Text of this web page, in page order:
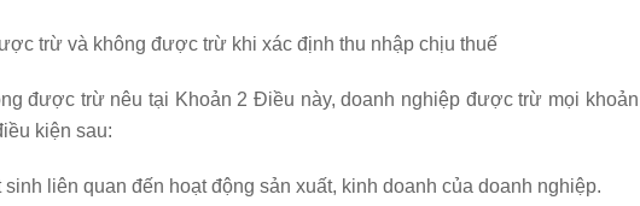
trừ và không được trừ khi xác định thu nhập chịu thuế
được trừ nêu tại Khoản 2 Điều này, doanh nghiệp được trừ mọi khoản
kiện sau:
liên quan đến hoạt động sản xuất, kinh doanh của doanh nghiệp.